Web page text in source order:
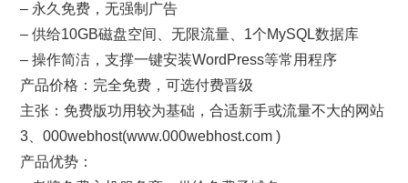
– 永久免费，无强制广告
– 供给10GB磁盘空间、无限流量、1个MySQL数据库
– 操作简洁，支撑一键安装WordPress等常用程序
产品价格：完全免费，可选付费晋级
主张：免费版功用较为基础，合适新手或流量不大的网站
3、000webhost(www.000webhost.com )
产品优势：